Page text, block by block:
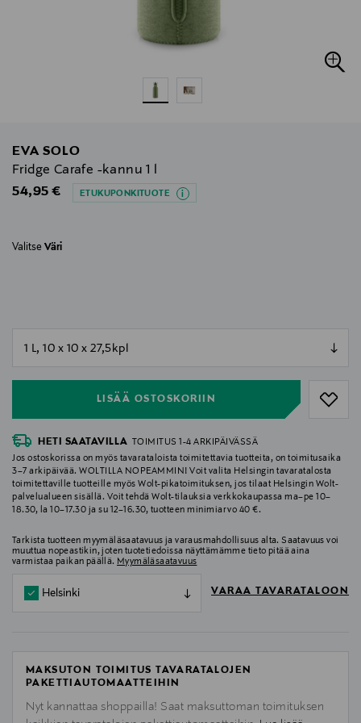
EVA SOLO
Fridge Carafe -kannu 1 l
Original Price
54,95 € ETUKUPONKITUOTE
Valitse Väri
LISÄÄ OSTOSKORIIN
HETI SAATAVILLA
TOIMITUS 1-4 ARKIPÄIVÄSSÄ
Jos ostoskorissa on myös tavarataloista toimitettavia tuotteita, on toimitusaika
3–7 arkipäivää. WOLTILLA NOPEAMMIN! Voit valita Helsingin tavaratalosta
toimitettaville tuotteille myös Wolt-pikatoimituksen, jos tilaat Helsingin Wolt-
palvelualueen sisällä. Voit tehdä Wolt-tilauksia verkkokaupassa ma–pe 10–
18.30, la 10–17.30 ja su 12–16.30, tuotteen minimiarvo 40 €.
Tarkista tuotteen myymäläsaatavuus ja varausmahdollisuus alta. Saatavuus voi
muuttua nopeastikin, joten tuotetiedoissa näyttämämme tieto pitää aina
varmistaa paikan päällä. Myymäläsaatavuus
Helsinki VARAA TAVARATALOON
MAKSUTON TOIMITUS TAVARATALOJEN
PAKETTIAUTOMAATTEIHIN
Nyt kannattaa shoppailla! Saat maksuttoman toimituksen